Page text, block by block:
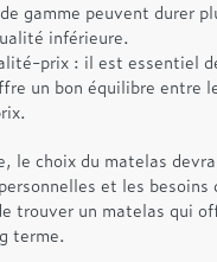
gamme peuvent durer
inférieure.
prix : il est essentiel
un bon équilibre entre
le choix du matelas
et les besoins
trouver un matelas qui
terme.